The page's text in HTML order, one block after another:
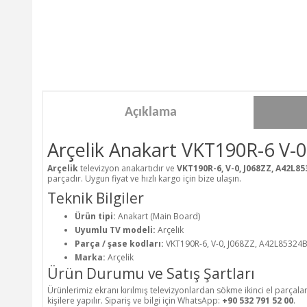
Açıklama
Arçelik Anakart VKT190R-6 V-
Arçeliktelevizyon anakartıdır ve VKT190R-6, V-0, J068ZZ,
parçadır. Uygun fiyat ve hızlı kargo için bize ulaşın.
Teknik Bilgiler
Ürün tipi: Anakart (Main Board)
Uyumlu TV modeli: Arçelik
Parça / şase kodları: VKT190R-6, V-0, J068ZZ, A42L85324B
Marka: Arçelik
Ürün Durumu ve Satış Şartları
Ürünlerimiz ekranı kırılmış televizyonlardan sökme ikinci el
kişilere yapılır. Sipariş ve bilgi için WhatsApp: +90 532 791 52 00.